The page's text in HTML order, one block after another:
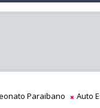
Paraibano Auto